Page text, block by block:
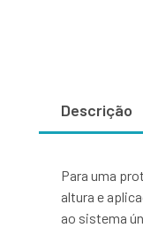
Descrição
Para uma
altura e
ao sistema